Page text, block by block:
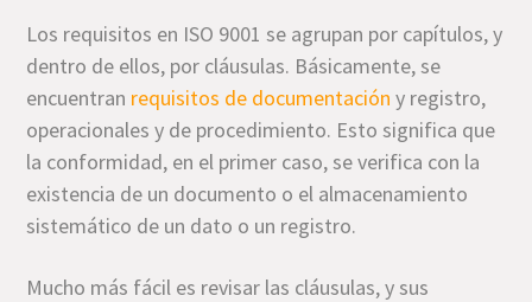
Los requisitos en ISO 9001 se agrupan por capítulos, y
dentro de ellos, por cláusulas. Básicamente, se
encuentran requisitos de documentación y registro,
operacionales y de procedimiento. Esto significa que
la conformidad, en el primer caso, se verifica con la
existencia de un documento o el almacenamiento
sistemático de un dato o un registro.
Mucho más fácil es revisar las cláusulas, y sus